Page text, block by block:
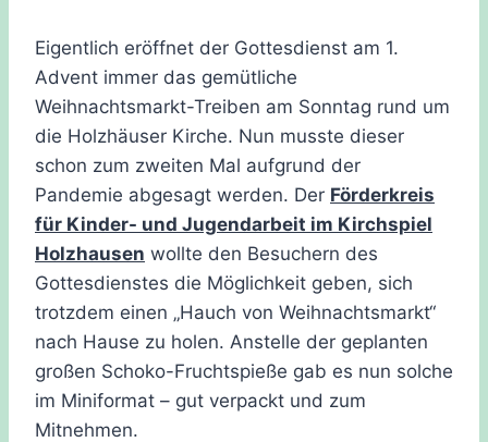
Eigentlich eröffnet der Gottesdienst am 1.
Advent immer das gemütliche
Weihnachtsmarkt-Treiben am Sonntag rund um
die Holzhäuser Kirche. Nun musste dieser
schon zum zweiten Mal aufgrund der
Pandemie abgesagt werden. Der Förderkreis
für Kinder- und Jugendarbeit im Kirchspiel
Holzhausen wollte den Besuchern des
Gottesdienstes die Möglichkeit geben, sich
trotzdem einen „Hauch von Weihnachtsmarkt“
nach Hause zu holen. Anstelle der geplanten
großen Schoko-Fruchtspieße gab es nun solche
im Miniformat – gut verpackt und zum
Mitnehmen.